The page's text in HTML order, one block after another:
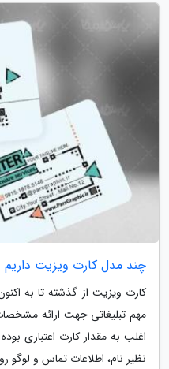
چند مدل کارت ویزیت داریم
کارت ویزیت از گذشته تا به
مهم تبلیغاتی جهت ارائه
اغلب به مقدار کارت اعتباری
نظیر نام، اطلاعات تماس و